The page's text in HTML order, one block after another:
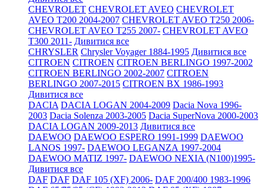
CHEVROLET CHEVROLET AVEO CHEVROLET
AVEO Т200 2004-2007 CHEVROLET AVEO Т250 2006-
CHEVROLET AVEO Т255 2007- CHEVROLET AVEO
Т300 2011- Дивитися все
CHRYSLER Chrysler Voyager 1884-1995 Дивитися все
CITROEN CITROEN CITROEN BERLINGO 1997-2002
CITROEN BERLINGO 2002-2007 CITROEN
BERLINGO 2007-2015 CITROEN BX 1986-1993
Дивитися все
DACIA DACIA LOGAN 2004-2009 Dacia Nova 1996-
2003 Dacia Solenza 2003-2005 Dacia SuperNova 2000-2003
DACIA LOGAN 2009-2013 Дивитися все
DAEWOO DAEWOO ESPERO 1991-1999 DAEWOO
LANOS 1997- DAEWOO LEGANZA 1997-2004
DAEWOO MATIZ 1997- DAEWOO NEXIA (N100)1995-
Дивитися все
DAF DAF DAF 105 (XF) 2006- DAF 200/400 1983-1996